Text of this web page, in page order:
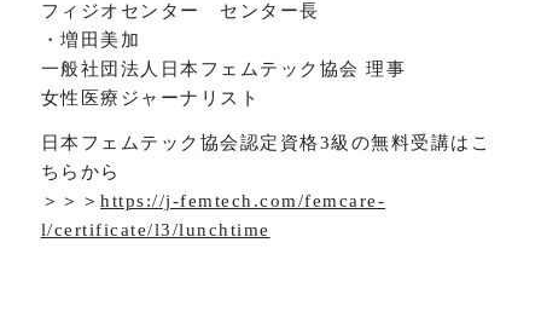
フィジオセンター センター長
・増田美加
一般社団法人日本フェムテック協会 理事
女性医療ジャーナリスト
日本フェムテック協会認定資格3級の無料受講はこ
ちらから
＞＞＞https://j-femtech.com/femcare-
l/certificate/l3/lunchtime